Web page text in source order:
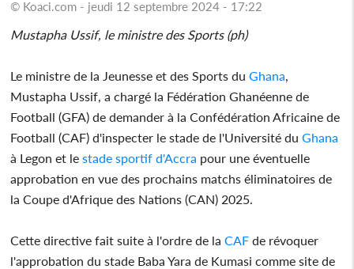
© Koaci.com - jeudi 12 septembre 2024 - 17:22
Mustapha Ussif, le ministre des Sports (ph)
Le ministre de la Jeunesse et des Sports duGhana,
Mustapha Ussif, a chargé la Fédération Ghanéenne de
Football (GFA) de demander à la Confédération Africaine de
Football (CAF) d'inspecter le stade de l'Université duGhana
à Legon et le stade sportif d'Accra pour une éventuelle
approbation en vue des prochains matchs éliminatoires de
la Coupe d'Afrique des Nations (CAN) 2025.
Cette directive fait suite à l'ordre de la CAF de révoquer
l'approbation du stade Baba Yara de Kumasi comme site de